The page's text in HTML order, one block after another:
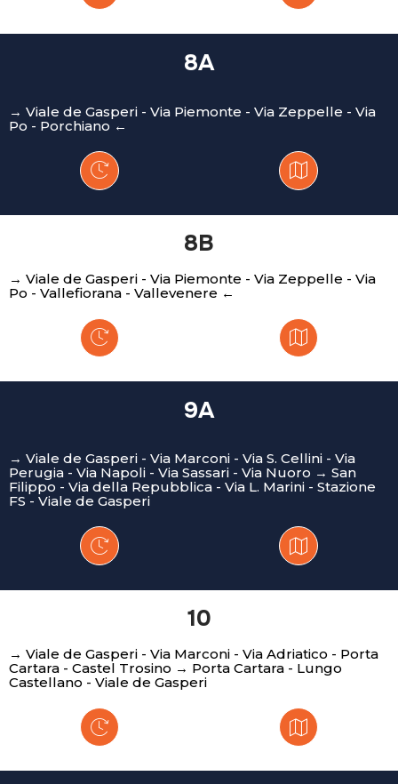
8A
→ Viale de Gasperi - Via Piemonte - Via Zeppelle - Via
Po - Porchiano ←
8B
→ Viale de Gasperi - Via Piemonte - Via Zeppelle - Via
Po - Vallefiorana - Vallevenere ←
9A
→ Viale de Gasperi - Via Marconi - Via S. Cellini - Via
Perugia - Via Napoli - Via Sassari - Via Nuoro → San
Filippo - Via della Repubblica - Via L. Marini - Stazione
FS - Viale de Gasperi
10
→ Viale de Gasperi - Via Marconi - Via Adriatico - Porta
Cartara - Castel Trosino → Porta Cartara - Lungo
Castellano - Viale de Gasperi